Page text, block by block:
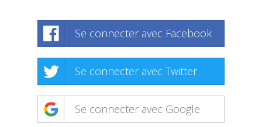
Se connecter avec Facebook
Se connecter avec Twitter
Se connecter avec Google